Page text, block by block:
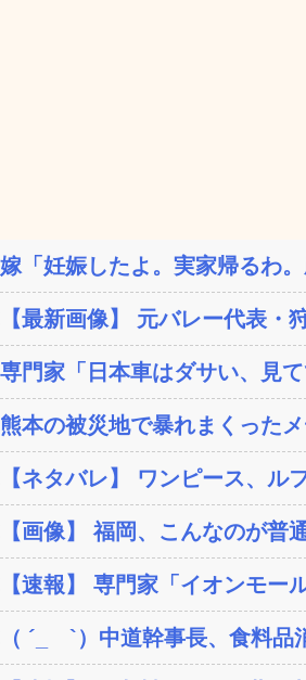
嫁「妊娠したよ。実家帰るわ
【最新画像】 元バレー代表
専門家「日本車はダサい、見て
熊本の被災地で暴れまくった
【ネタバレ】 ワンピース、
【画像】 福岡、こんなのが
【速報】 専門家「イオンモ
（ ´_ゝ`）中道幹事長、食料